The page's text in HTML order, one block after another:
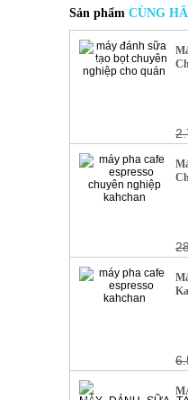
Sản phẩm CÙNG
- 22%